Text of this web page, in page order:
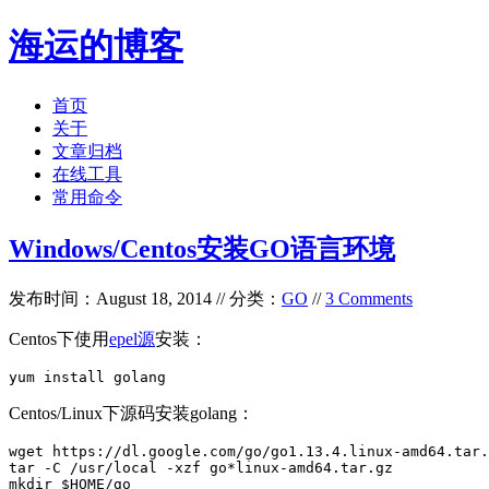
海运的博客
首页
关于
文章归档
在线工具
常用命令
Windows/Centos安装GO语言环境
发布时间：August 18, 2014 // 分类： GO //3 Comments
Centos下使用epel源安装：
yum install golang
Centos/Linux下源码安装golang：
wget https://dl.google.com/go/go1.13.4.linux-
tar -C /usr/local -xzf go*linux-amd64.tar.gz
mkdir $HOME/go